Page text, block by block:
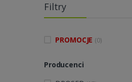
Filtry
PROMOCJE (0)
Producenci